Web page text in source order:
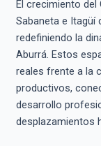
El crecimiento
Sabaneta e Itagüí
redefiniendo la
Aburrá. Estos
reales frente a la
productivos,
desarrollo
desplazamientos